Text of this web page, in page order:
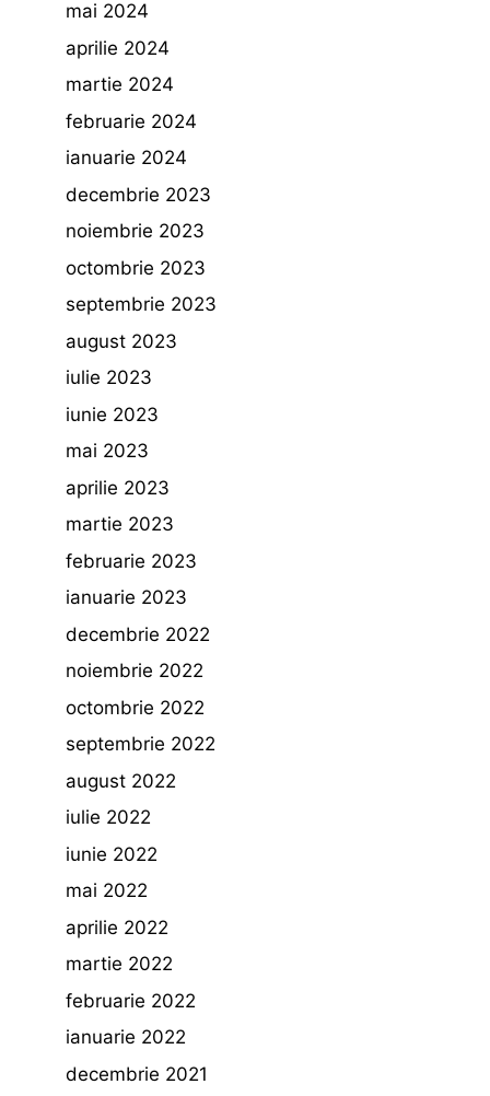
mai 2024
aprilie 2024
martie 2024
februarie 2024
ianuarie 2024
decembrie 2023
noiembrie 2023
octombrie 2023
septembrie 2023
august 2023
iulie 2023
iunie 2023
mai 2023
aprilie 2023
martie 2023
februarie 2023
ianuarie 2023
decembrie 2022
noiembrie 2022
octombrie 2022
septembrie 2022
august 2022
iulie 2022
iunie 2022
mai 2022
aprilie 2022
martie 2022
februarie 2022
ianuarie 2022
decembrie 2021